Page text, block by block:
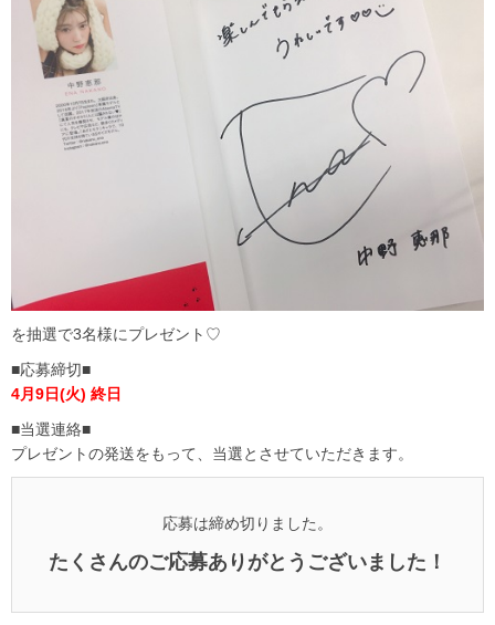
を抽選で3名様にプレゼント♡
■応募締切■
4月9日(火) 終日
■当選連絡■
プレゼントの発送をもって、当選とさせていただきます。
応募は締め切りました。
たくさんのご応募ありがとうございました！